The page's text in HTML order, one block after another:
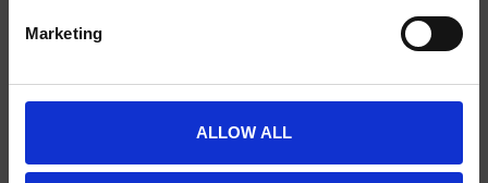
Marketing
ALLOW ALL
ABONNIEREN SIE UNSEREN NEWSLETTER